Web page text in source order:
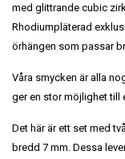
med glittrande cubic
Rhodiumpläterad
örhängen som passar
Våra smycken är alla
ger en stor möjlighet till
Det här är ett set med
bredd 7 mm. Dessa